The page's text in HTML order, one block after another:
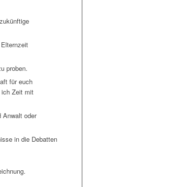
proben.
für euch
ich Zeit mit
Anwalt oder
in die Debatten